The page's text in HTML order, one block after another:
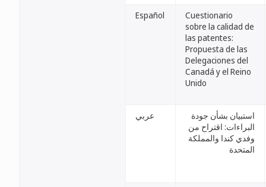
Español
Cuestionario
sobre la calidad de
las patentes:
Propuesta de las
Delegaciones del
Canadá y el Reino
Unido
عربي
استبيان بشأن جودة
البراءات: اقتراح من
وفدي كندا والمملكة
المتحدة